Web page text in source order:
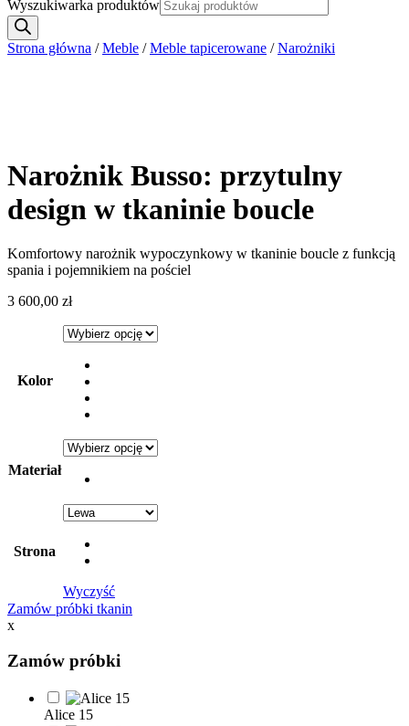
Wyszukiwarka produktów
Strona główna /Meble /Meble tapicerowane /Narożniki
Narożnik Busso: przytulny
design w tkaninie boucle
Komfortowy narożnik wypoczynkowy w tkaninie boucle z funkcją
spania i pojemnikiem na pościel
3 600,00 zł
Kolor
Materiał
Strona
Wyczyść
Zamów próbki tkanin
x
Zamów próbki
Alice 15